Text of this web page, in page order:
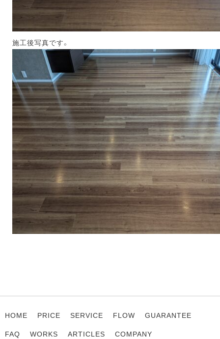
施工後写真です。
HOME PRICE SERVICE FLOW GUARANTEE
FAQ WORKS ARTICLES COMPANY